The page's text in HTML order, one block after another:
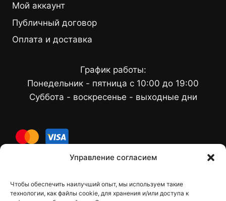
Управление согласием
Чтобы обеспечить наилучший опыт, мы используем такие
технологии, как файлы cookie, для хранения и/или доступа к
Мой аккаунт
Публичный договор
Оплата и доставка
График работы:
Понедельник - пятница с 10:00 до 19:00
Суббота - воскресенье - выходные дни
Контакты